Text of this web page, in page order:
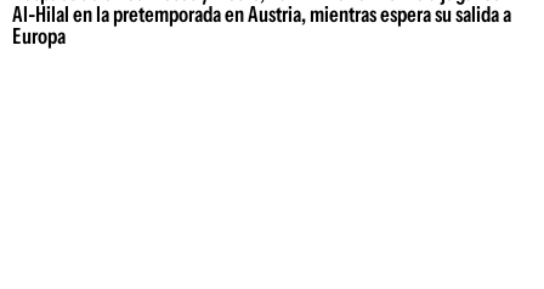
Al-Hilal en la pretemporada en Austria, mientras espera su salida a
Europa